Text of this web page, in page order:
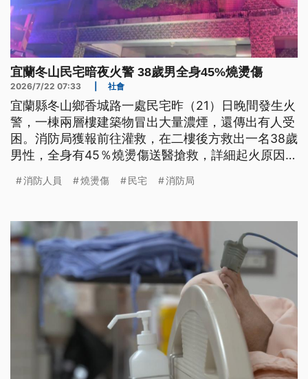
宜蘭冬山民宅暗夜火警 38歲男全身45%燒燙傷
2026/7/22 07:33 社會
宜蘭縣冬山鄉香城路一處民宅昨（21）日晚間發生火
警，一棟兩層樓建築物冒出大量濃煙，還傳出有人受
困。消防局獲報前往灌救，在二樓後方救出一名38歲
男性，全身有45％燒燙傷送醫搶救，詳細起火原因有
消防人員 燒燙傷 民宅 消防局